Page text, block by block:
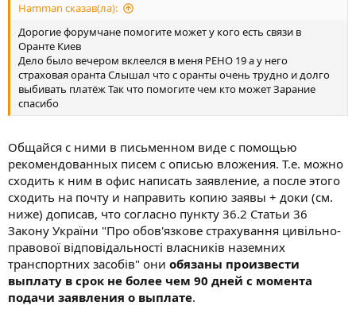
Hamman сказав(ла):
Дорогие форумчане помогите может у кого есть связи в
Оранте Киев
Дело было вечером вклеелся в меня РЕНО 19 а у него
страховая оранта Слышал что с оранты очень трудно и долго
выбивать платёж Так что помогите чем кто может Зарание
спасибо
Общайся с ними в письменном виде с помощью
рекомендованных писем с описью вложения. Т.е. можно
сходить к ним в офис написать заявление, а после этого
сходить на почту и направить копию заявы + доки (см.
ниже) дописав, что согласно пункту 36.2 Статьи 36
Закону України "Про обов'язкове страхування цивільно-
правової відповідальності власників наземних
транспортних засобів" они обязаны произвести
выплату в срок не более чем 90 дней с момента
подачи заявления о выплате.